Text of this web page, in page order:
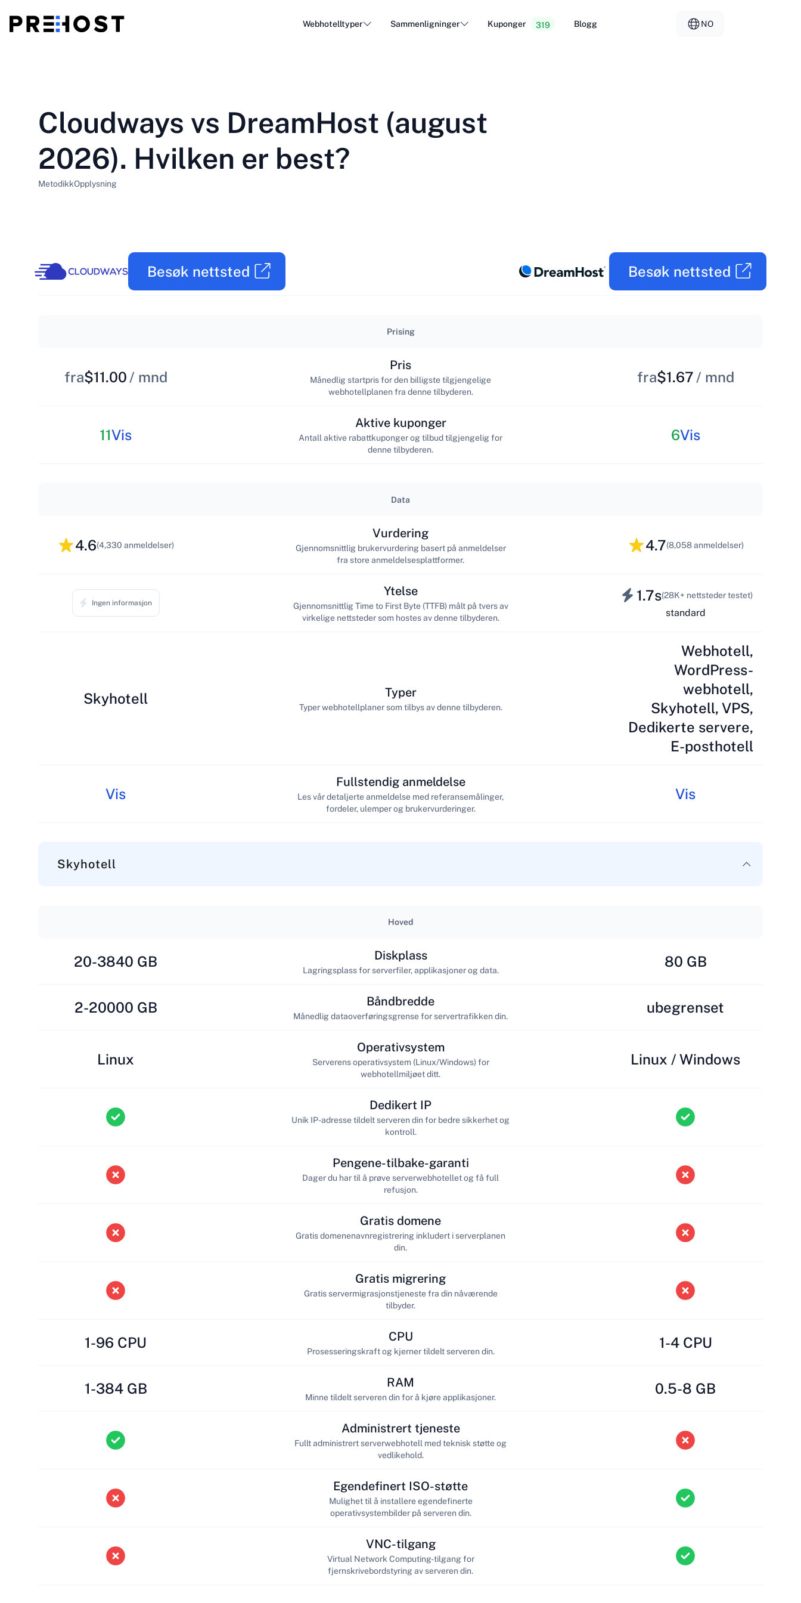
Webhotelltyper
Billig VPS
Sammenligninger Kuponger 319 Blogg NO
EN - English ES - Español
LT - Lietuvių LV - Latviešu NL - Nederlands
Cloudways vs DreamHost (august
2026). Hvilken er best?
MetodikkOpplysning
Besøk nettsted Besøk nettsted
Prising
fra$11.00 / mnd
Pris
Månedlig startpris for den billigste tilgjengelige
webhotellplanen fra denne tilbyderen.
fra$1.67 / mnd
11Vis
Aktive kuponger
Antall aktive rabattkuponger og tilbud tilgjengelig for
denne tilbyderen.
6Vis
Data
4.6(4,330 anmeldelser)
Vurdering
Gjennomsnittlig brukervurdering basert på anmeldelser
fra store anmeldelsesplattformer.
4.7(8,058 anmeldelser)
Ingen informasjon
Ytelse
Gjennomsnittlig Time to First Byte (TTFB) målt på tvers av
virkelige nettsteder som hostes av denne tilbyderen.
1.7s(28K+ nettsteder testet)
standard
Skyhotell Typer
Typer webhotellplaner som tilbys av denne tilbyderen.
Webhotell,
WordPress-
webhotell,
Skyhotell, VPS,
Dedikerte servere,
E-posthotell
Vis
Fullstendig anmeldelse
Les vår detaljerte anmeldelse med referansemålinger,
fordeler, ulemper og brukervurderinger.
Vis
Skyhotell
Hoved
20-3840 GB Diskplass
Lagringsplass for serverfiler, applikasjoner og data.
80 GB
2-20000 GB Båndbredde
Månedlig dataoverføringsgrense for servertrafikken din.
ubegrenset
Linux
Operativsystem
Serverens operativsystem (Linux/Windows) for
webhotellmiljøet ditt.
Linux / Windows
Dedikert IP
Unik IP-adresse tildelt serveren din for bedre sikkerhet og
kontroll.
Pengene-tilbake-garanti
Dager du har til å prøve serverwebhotellet og få full
refusjon.
Gratis domene
Gratis domenenavnregistrering inkludert i serverplanen
din.
Gratis migrering
Gratis servermigrasjonstjeneste fra din nåværende
tilbyder.
1-96 CPU CPU
Prosesseringskraft og kjerner tildelt serveren din.
1-4 CPU
1-384 GB RAM
Minne tildelt serveren din for å kjøre applikasjoner.
0.5-8 GB
Administrert tjeneste
Fullt administrert serverwebhotell med teknisk støtte og
vedlikehold.
Egendefinert ISO-støtte
Mulighet til å installere egendefinerte
operativsystembilder på serveren din.
VNC-tilgang
Virtual Network Computing-tilgang for
fjernskrivebordstyring av serveren din.